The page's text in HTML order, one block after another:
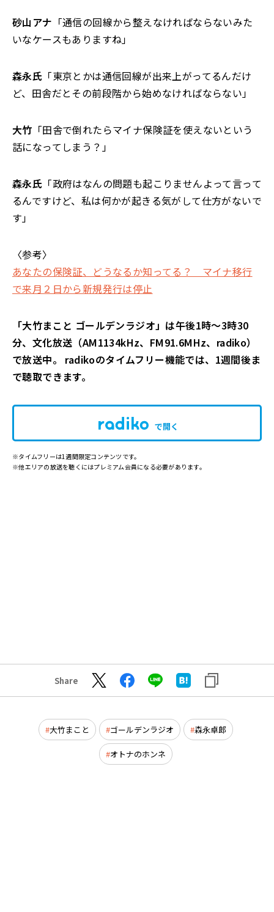
砂山アナ 「通信の回線から整えなければならないみた
いなケースもありますね」
森永氏 「東京とかは通信回線が出来上がってるんだけ
ど、田舎だとその前段階から始めなければならない」
大竹 「田舎で倒れたらマイナ保険証を使えないという
話になってしまう？」
森永氏 「政府はなんの問題も起こりませんよって言って
るんですけど、私は何かが起きる気がして仕方がないで
す」
〈参考〉
あなたの保険証、どうなるか知ってる？ マイナ移行
で来月２日から新規発行は停止
「大竹まこと ゴールデンラジオ」は午後1時～3時30
分、文化放送（AM1134kHz、FM91.6MHz、radiko）
で放送中。 radikoのタイムフリー機能では、1週間後ま
で聴取できます。
で開く
※タイムフリーは1週間限定コンテンツです。
※他エリアの放送を聴くにはプレミアム会員になる必要があります。
Share
大竹まこと ゴールデンラジオ 森永卓郎
オトナのホンネ